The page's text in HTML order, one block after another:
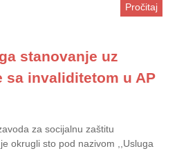
Pročitaj
stanovanje uz
sa invaliditetom u AP
za socijalnu zaštitu
okrugli sto pod nazivom ,,Usluga